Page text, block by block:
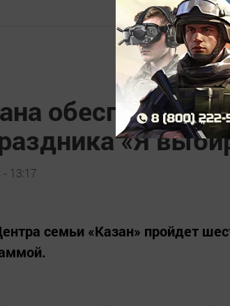
обеспечит
«Я
- 13:17
семьи «Казан» пройдет